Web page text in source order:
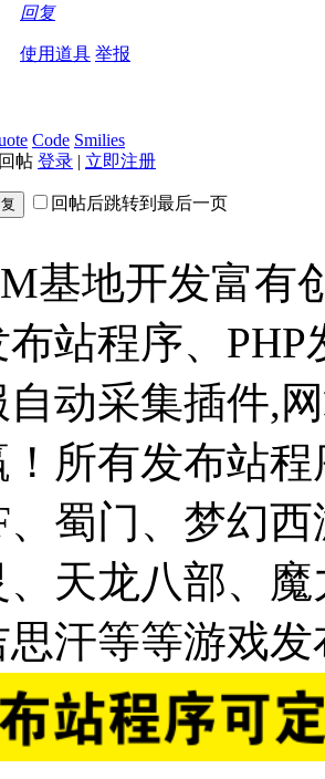
回复
使用道具 举报
Code Smilies
帖 登录 | 立即注册
回帖后跳转到最后一页
基地开发富有
站程序、
动采集插件,
！所有发布站
、蜀门、梦幻
天龙八部、
汗等等游戏